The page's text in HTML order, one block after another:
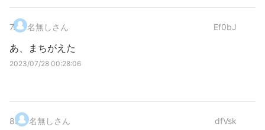
7. 名無しさん Ef0bJ
あ、まちがえた
2023/07/28 00:28:06
8. 名無しさん dfVsk